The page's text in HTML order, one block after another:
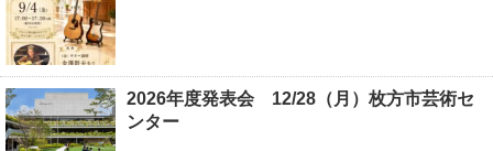
2026年度発表会 12/28（月）枚方市芸術セ
ンター